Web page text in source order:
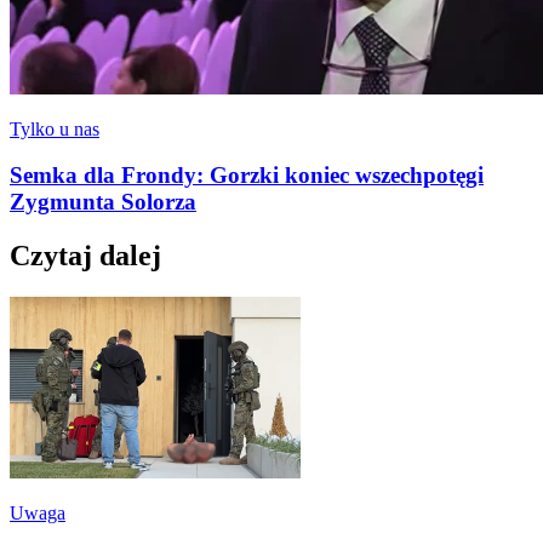
Tylko u nas
Semka dla Frondy: Gorzki koniec wszechpotęgi
Zygmunta Solorza
Czytaj dalej
Uwaga